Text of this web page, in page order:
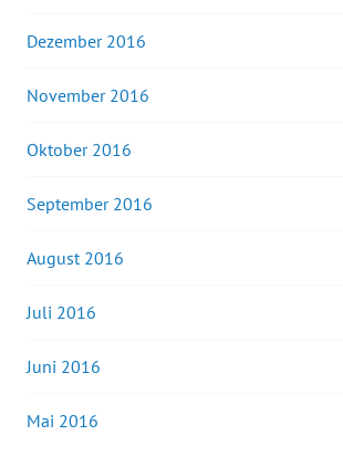
Dezember 2016
November 2016
Oktober 2016
September 2016
August 2016
Juli 2016
Juni 2016
Mai 2016